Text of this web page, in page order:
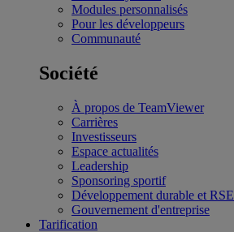
Modules personnalisés
Pour les développeurs
Communauté
Société
À propos de TeamViewer
Carrières
Investisseurs
Espace actualités
Leadership
Sponsoring sportif
Développement durable et RSE
Gouvernement d'entreprise
Tarification